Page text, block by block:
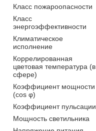
Класс пожароопасности
Класс
энергоэффективности
Климатическое
исполнение
Коррелированная
цветовая температура (в
сфере)
Коэффициент мощности
(cos φ)
Коэффициент пульсации
Мощность светильника